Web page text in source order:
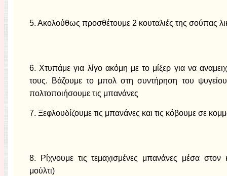
5. Ακολούθως προσθέτουμε 2 κουταλιές της σούπας
6. Χτυπάμε για λίγο ακόμη με το μίξερ για να
τους. Βάζουμε το μπολ στη συντήρηση του
πολτοποιήσουμε τις μπανάνες
7. Ξεφλουδίζουμε τις μπανάνες και τις κόβουμε σε
8. Ρίχνουμε τις τεμαχισμένες μπανάνες μέσα
μούλτι)